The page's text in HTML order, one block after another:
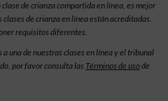
de crianza compartida en línea, es mejor
de crianza en línea están acreditadas.
requisitos diferentes.
a una de nuestras clases en línea y el tribunal
por favor consulta las Términos de usode